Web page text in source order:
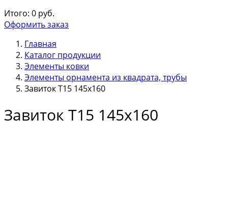
Итого: 0 руб.
Оформить заказ
Главная
Каталог продукции
Элементы ковки
Элементы орнамента из квадрата, трубы
Завиток Т15 145х160
Завиток Т15 145х160